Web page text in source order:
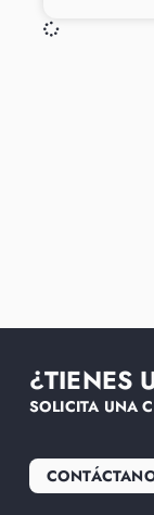
¿TIENES
SOLICITA UNA